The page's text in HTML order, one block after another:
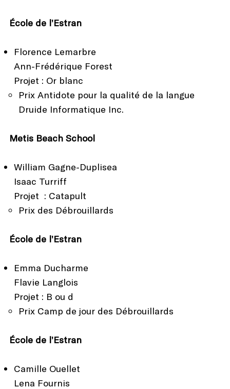
École de l’Estran
Florence Lemarbre
Ann-Frédérique Forest
Projet : Or blanc
Prix Antidote pour la qualité de la langue
Druide Informatique Inc.
Metis Beach School
William Gagne-Duplisea
Isaac Turriff
Projet : Catapult
Prix des Débrouillards
École de l’Estran
Emma Ducharme
Flavie Langlois
Projet : B ou d
Prix Camp de jour des Débrouillards
École de l’Estran
Camille Ouellet
Lena Fournis